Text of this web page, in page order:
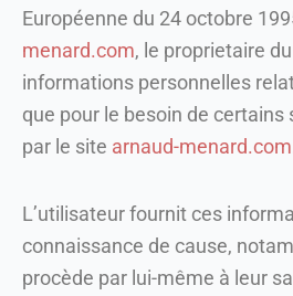
Européenne du 24 octobre
menard.com, le proprietaire
informations personnelles
que pour le besoin de certains
par le site arnaud-menard.com
L’utilisateur fournit ces
connaissance de cause,
procède par lui-même à leur